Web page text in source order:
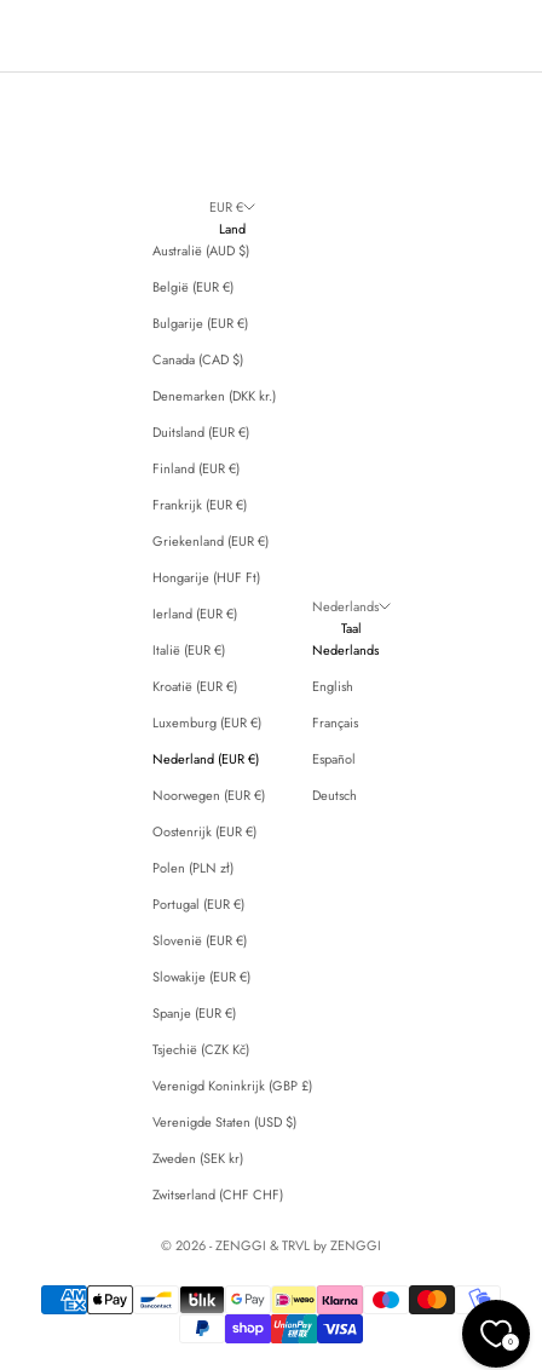
EUR €
Land
Australië (AUD $)
België (EUR €)
Bulgarije (EUR €)
Canada (CAD $)
Denemarken (DKK kr.)
Duitsland (EUR €)
Finland (EUR €)
Frankrijk (EUR €)
Griekenland (EUR €)
Hongarije (HUF Ft)
Ierland (EUR €)
Italië (EUR €)
Kroatië (EUR €)
Luxemburg (EUR €)
Nederland (EUR €)
Noorwegen (EUR €)
Oostenrijk (EUR €)
Polen (PLN zł)
Portugal (EUR €)
Slovenië (EUR €)
Slowakije (EUR €)
Spanje (EUR €)
Tsjechië (CZK Kč)
Verenigd Koninkrijk (GBP £)
Verenigde Staten (USD $)
Zweden (SEK kr)
Zwitserland (CHF CHF)
Nederlands
Taal
Nederlands
English
Français
Español
Deutsch
© 2026 - ZENGGI & TRVL by ZENGGI
0